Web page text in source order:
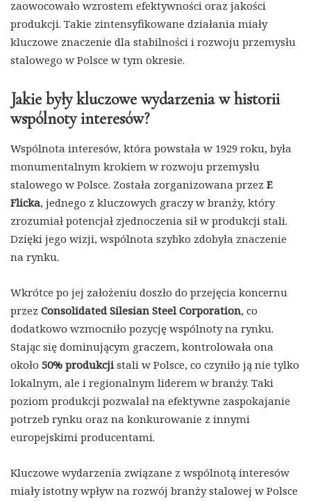
zaowocowało wzrostem efektywności oraz jakości
produkcji. Takie zintensyfikowane działania miały
kluczowe znaczenie dla stabilności i rozwoju przemysłu
stalowego w Polsce w tym okresie.
Jakie były kluczowe wydarzenia w historii
wspólnoty interesów?
Wspólnota interesów, która powstała w 1929 roku, była
monumentalnym krokiem w rozwoju przemysłu
stalowego w Polsce. Została zorganizowana przez F.
Flicka, jednego z kluczowych graczy w branży, który
zrozumiał potencjał zjednoczenia sił w produkcji stali.
Dzięki jego wizji, wspólnota szybko zdobyła znaczenie
na rynku.
Wkrótce po jej założeniu doszło do przejęcia koncernu
przez Consolidated Silesian Steel Corporation, co
dodatkowo wzmocniło pozycję wspólnoty na rynku.
Stając się dominującym graczem, kontrolowała ona
około 50% produkcjistali w Polsce, co czyniło ją nie tylko
lokalnym, ale i regionalnym liderem w branży. Taki
poziom produkcji pozwalał na efektywne zaspokajanie
potrzeb rynku oraz na konkurowanie z innymi
europejskimi producentami.
Kluczowe wydarzenia związane z wspólnotą interesów
miały istotny wpływ na rozwój branży stalowej w Polsce